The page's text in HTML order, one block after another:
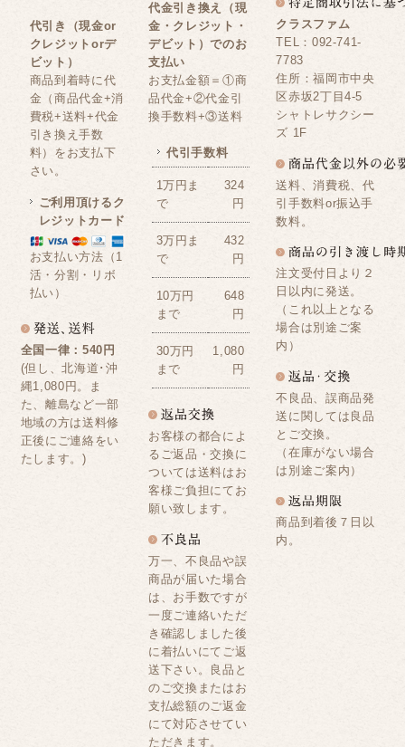
代引き（現金or
クレジットorデ
ビット）
商品到着時に代
金（商品代金+消
費税+送料+代金
引き換え手数
料）をお支払下
さい。
ご利用頂けるク
レジットカード
お支払い方法（1
活・分割・リボ
払い）
全国一律：540円
(但し、北海道･沖
縄1,080円。ま
た、離島など一部
地域の方は送料修
正後にご連絡をい
たします。)
代金引き換え（現
金・クレジット・
デビット）でのお
支払い
お支払金額＝①商
品代金+②代金引
換手数料+③送料
代引手数料
1万円ま
で
324
円
3万円ま
で
432
円
10万円
まで
648
円
30万円
まで
1,080
円
お客様の都合によ
るご返品・交換に
ついては送料はお
客様ご負担にてお
願い致します。
万一、不良品や誤
商品が届いた場合
は、お手数ですが
一度ご連絡いただ
き確認しました後
に着払いにてご返
送下さい。良品と
のご交換またはお
支払総額のご返金
にて対応させてい
ただきます。
クラスファム
TEL：092-741-
7783
住所：福岡市中央
区赤坂2丁目4-5
シャトレサクシー
ズ 1F
送料、消費税、代
引手数料or振込手
数料。
注文受付日より２
日以内に発送。
（これ以上となる
場合は別途ご案
内）
不良品、誤商品発
送に関しては良品
とご交換。
（在庫がない場合
は別途ご案内）
商品到着後７日以
内。